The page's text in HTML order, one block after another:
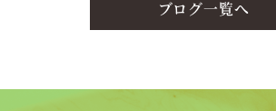
ブログ一覧へ